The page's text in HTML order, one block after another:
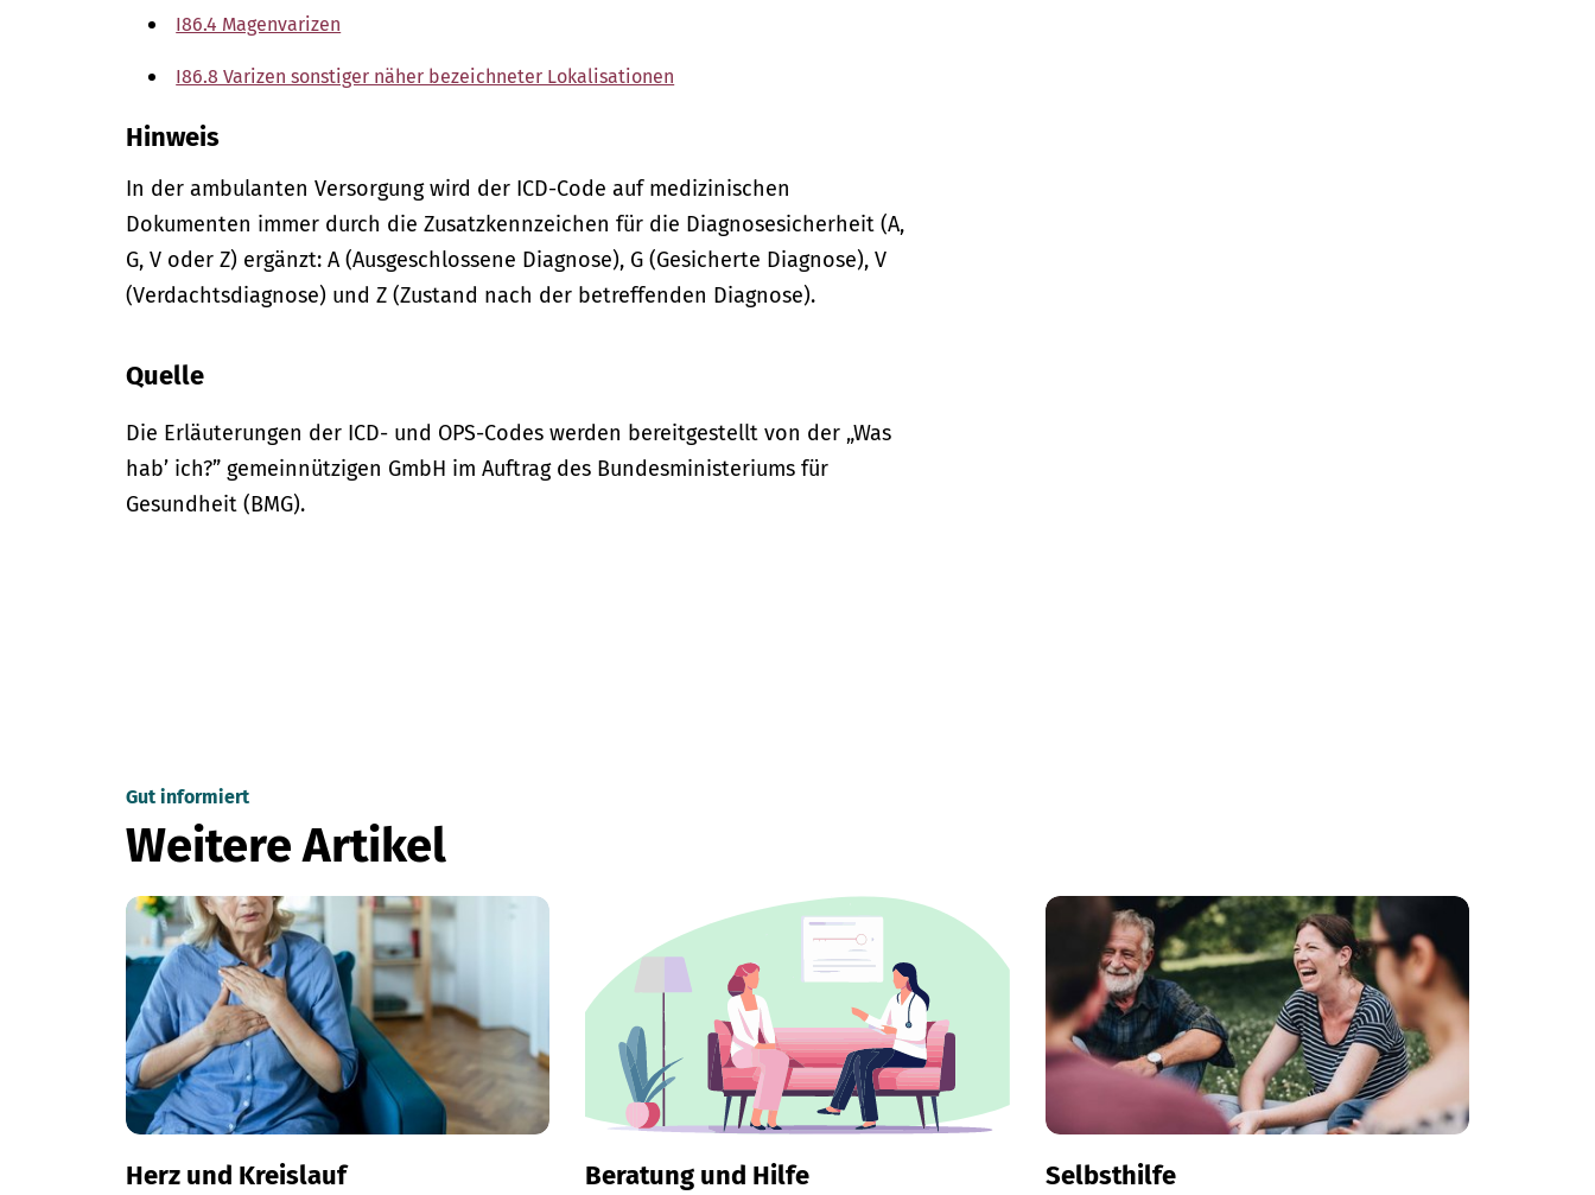
I86.4 Magenvarizen
I86.8 Varizen sonstiger näher bezeichneter Lokalisationen
Hinweis
In derambulanten Versorgung wird der ICD-Code auf medizinischen
Dokumenten immer durch die Zusatzkennzeichen für die Diagnosesicherheit (A,
G, V oder Z) ergänzt: A (Ausgeschlossene Diagnose), G (Gesicherte Diagnose), V
(Verdachtsdiagnose) und Z (Zustand nach der betreffenden Diagnose).
Quelle
Die Erläuterungen der ICD- und OPS-Codes werden bereitgestellt von der „Was
hab’ ich?” gemeinnützigen GmbH im Auftrag des Bundesministeriums für
Gesundheit (BMG).
Gut informiert
Weitere Artikel
Herz und Kreislauf Beratung und Hilfe Selbsthilfe